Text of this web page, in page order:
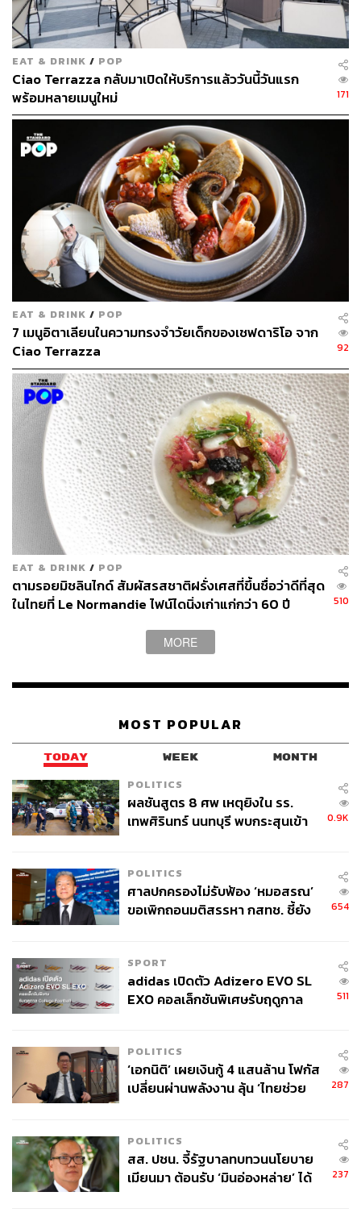
ใครที่ชอบเห็ดทรัฟเฟิล เราขอแนะนำ Ravioli Ripieni di
Burrata e tartufo พาสต้าหน้าเหมือนเกี๊ยวที่ด้านในเป็นไส้บูรา
ตาชีสกับเห็ดทรัฟเฟิลหอมๆ เย้ายวนใจ หรือหากชอบหมูสาม
ชั้น ลองสั่ง Pancia di Maiale Brasata al Vino Rosso e Bieta
Croccante ที่ให้ลืมแคลอรีกันไปก่อนแล้วมากินหมูสามชั้น
นุ่มๆ ที่ผ่านการตุ๋นมาเนิ่นนานในซอสไวน์แดง ตัดรสชาติด้วย
แอปเปิ้ลพิวเรกับผักบอกฉ่อย
อย่าลืมล้างปากด้วยของหวาน Sgroppinoเลมอนซอร์เบตกับ
กรัปปา (Grappa) และลิมอนเชลโล (Limoncello) รสชาติ
เปรี้ยวนำตามด้วยความหวานละมุนแบบสดชื่น แถมถ้าไม่
บอกก็คงไม่รู้ว่าซอร์เบตแก้วนี้มีเหล้าถึงสามตัวด้วยกันเชียว
ใครอยากเปลี่ยนบรรยากาศพาคนสนิทหรือครอบครัวไปกิน
ข้าวในคืนวันพิเศษ แนะให้ไปลองชิมกันได้
Photo: Courtesy of Mandarin Oriental, ภิญโญ เกียรติ
โอภาส
FYI
โพรเซ็กโก คือ สปาร์กลิงไวน์ที่ผลิตขึ้นในอิตาลี
ส่วน กรัปปา คือเหล้าสีใสที่ทำจากผลองุ่นที่เหลือ
จากกระบวนการทำไวน์ จัดเป็นเหล้าประเภท
มอนเชลโล คือเหล้าหวานกลิ่นเลมอนที่ได้จาก
เมืองทางตอนใต้ของอิตาลี เป็นแอลกอฮอล์
ประเภท Digestif มักดื่มหลังอาหารเช่นกัน และ
ถ้าไม่ได้ขับรถ เราแนะนำให้นั่งเรือรับส่งของ
โรงแรมจากท่าน้ำสาทรมายังท่าน้ำโอเรียนเต็ล
จากท่าเรือเพียงไม่กี่ก้าวก็ถึง Ciao Terrazza
เสร็จจากดินเนอร์ที่นี่ ถ้ายังไม่มีแพลนไปไหนต่อ
EAT & DRINK / POP
Ciao Terrazza กลับมาเปิดให้บริการแล้ววันนี้วันแรก
พร้อมหลายเมนูใหม่
171
EAT & DRINK / POP
7 เมนูอิตาเลียนในความทรงจำวัยเด็กของเชฟดาริโอ จาก
Ciao Terrazza
92
EAT & DRINK / POP
ตามรอยมิชลินไกด์ สัมผัสรสชาติฝรั่งเศสที่ขึ้นชื่อว่าดีที่สุด
ในไทยที่ Le Normandie ไฟน์ไดนิ่งเก่าแก่กว่า 60 ปี
510
MORE
MOST POPULAR
TODAY WEEK MONTH
POLITICS
ผลชันสูตร 8 ศพ เหตุยิงใน รร.
เทพศิรินทร์ นนทบุรี พบกระสุนเข้า
0.9K
POLITICS
ศาลปกครองไม่รับฟ้อง ‘หมอสรณ’
ขอเพิกถอนมติสรรหา กสทช. ชี้ยัง
654
SPORT
adidas เปิดตัว Adizero EVO SL
EXO คอลเล็กชันพิเศษรับฤดูกาล
511
POLITICS
‘เอกนิติ’ เผยเงินกู้ 4 แสนล้าน โฟกัส
เปลี่ยนผ่านพลังงาน ลุ้น ‘ไทยช่วย
287
POLITICS
สส. ปชน. จี้รัฐบาลทบทวนนโยบาย
เมียนมา ต้อนรับ ‘มินอ่องหล่าย’ ได้
237